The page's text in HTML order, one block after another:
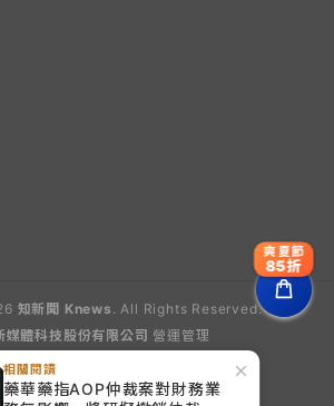
×
相關閱讀
藥華藥指AOP仲裁案對財務業
知新聞 Knews . All Rights Reserved.
媒體科技股份有限公司 營運管理
爽夏節
85折